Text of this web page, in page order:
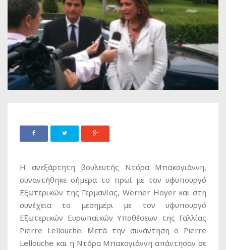
Η ανεξάρτητη βουλευτής Ντόρα Μπακογιάννη,
συναντήθηκε σήμερα το πρωί με τον υφυπουργό
Εξωτερικών της Γερμανίας, Werner Hoyer και στη
συνέχεια το μεσημέρι με τον υφυπουργό
Εξωτερικών Ευρωπαϊκών Υποθέσεων της Γαλλίας
Pierre Lellouche. Μετά την συνάντηση ο Pierre
Lellouche και η Ντόρα Μπακογιάννη απάντησαν σε